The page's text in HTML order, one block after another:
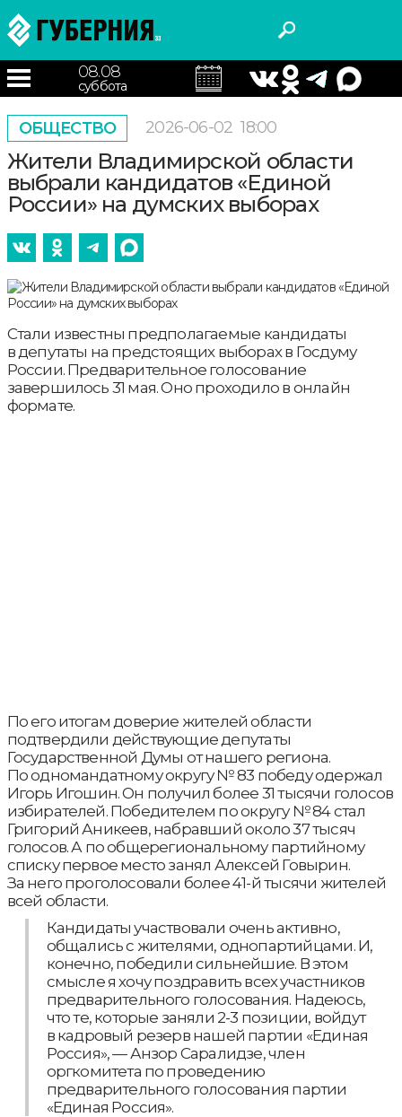
08.08
суббота
ОБЩЕСТВО 2026-06-02 18:00
Жители Владимирской области
выбрали кандидатов «Единой
России» на думских выборах
Стали известны предполагаемые кандидаты
в депутаты на предстоящих выборах в Госдуму
России. Предварительное голосование
завершилось 31 мая. Оно проходило в онлайн
формате.
По его итогам доверие жителей области
подтвердили действующие депутаты
Государственной Думы от нашего региона.
По одномандатному округу № 83 победу одержал
Игорь Игошин. Он получил более 31 тысячи голосов
избирателей. Победителем по округу № 84 стал
Григорий Аникеев, набравший около 37 тысяч
голосов. А по общерегиональному партийному
списку первое место занял Алексей Говырин.
За него проголосовали более 41-й тысячи жителей
всей области.
Кандидаты участвовали очень активно,
общались с жителями, однопартийцами. И,
конечно, победили сильнейшие. В этом
смысле я хочу поздравить всех участников
предварительного голосования. Надеюсь,
что те, которые заняли 2-3 позиции, войдут
в кадровый резерв нашей партии «Единая
Россия», — Анзор Саралидзе, член
оргкомитета по проведению
предварительного голосования партии
«Единая Россия».